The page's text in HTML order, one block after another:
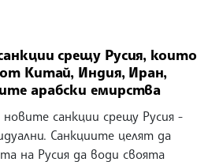
срещу Русия, които
Китай, Индия, Иран,
арабски емирства
санкции срещу Русия -
Санкциите целят да
на Русия да води своята